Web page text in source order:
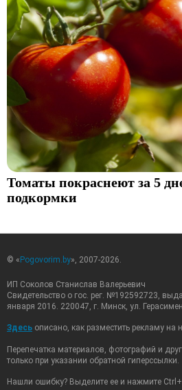
Томаты покраснеют за 5
подкормки
© « Pogovorim.by», 2007-2026.
ИП Соколов Станислав Валерьевич
Свидетельство о гос. рег. №192592723,
января 2016. 220047, г. Минск, ул.
Здесь описано, как разместить рекламу на
Перепечатка материалов, фотографий и
только при указании обратной гиперссылки.
Нашли ошибку? Выделите ее и нажмите